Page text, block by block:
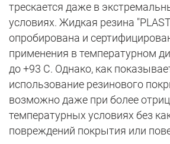
трескается даже в
условиях. Жидкая резина
опробирована и
применения в температурном
до +93 С. Однако, как
использование резинового
возможно даже при более
температурных условиях без
повреждений покрытия или